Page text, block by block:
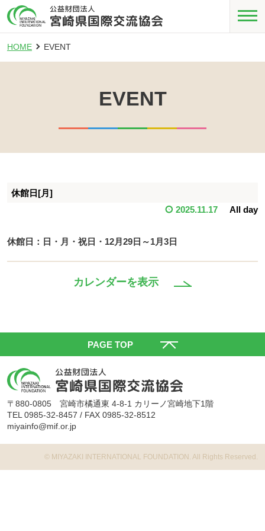
HOME EVENT
EVENT
休館日[月]
2025.11.17
All day
休館日：日・月・祝日・12月29日～1月3日
カレンダーを表示
PAGE TOP
〒880-0805 宮崎市橘通東 4-8-1 カリーノ宮崎地下1階
TEL 0985-32-8457 / FAX 0985-32-8512
miyainfo@mif.or.jp
©️ MIYAZAKI INTERNATIONAL FOUNDATION. All Rights Reserved.